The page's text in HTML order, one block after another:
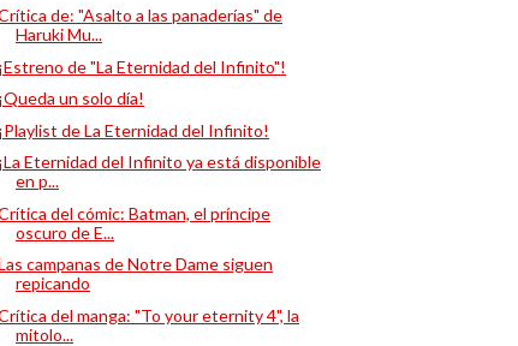
de: "Asalto a las panaderías" de
Haruki Mu...
¡Estreno de "La Eternidad del Infinito"!
¡Queda un solo día!
¡Playlist de La Eternidad del Infinito!
¡La Eternidad del Infinito ya está disponible
en p...
del cómic: Batman, el príncipe
oscuro de E...
campanas de Notre Dame siguen
repicando
del manga: "To your eternity 4", la
mitolo...